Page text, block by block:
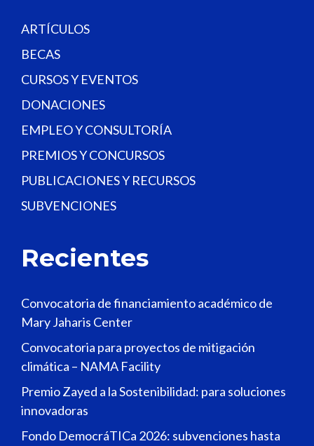
.
ARTÍCULOS
BECAS
CURSOS Y EVENTOS
DONACIONES
EMPLEO Y CONSULTORÍA
PREMIOS Y CONCURSOS
PUBLICACIONES Y RECURSOS
SUBVENCIONES
Recientes
Convocatoria de financiamiento académico de
Mary Jaharis Center
Convocatoria para proyectos de mitigación
climática – NAMA Facility
Premio Zayed a la Sostenibilidad: para soluciones
innovadoras
Fondo DemocráTICa 2026: subvenciones hasta